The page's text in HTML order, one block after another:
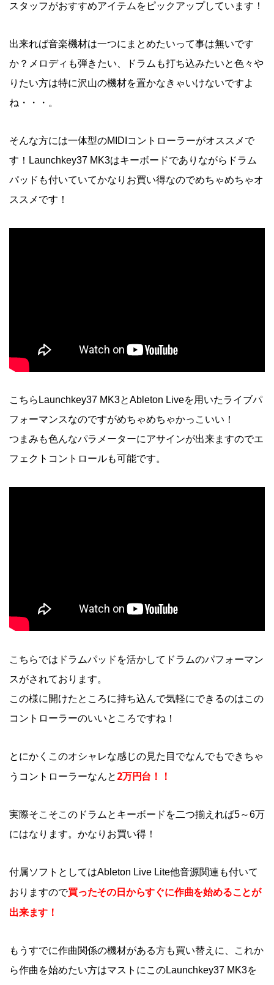
スタッフがおすすめアイテムをピックアップしています！
出来れば音楽機材は一つにまとめたいって事は無いです
か？メロディも弾きたい、ドラムも打ち込みたいと色々や
りたい方は特に沢山の機材を置かなきゃいけないですよ
ね・・・。
そんな方には一体型のMIDIコントローラーがオススメで
す！Launchkey37 MK3はキーボードでありながらドラム
パッドも付いていてかなりお買い得なのでめちゃめちゃオ
ススメです！
こちらLaunchkey37 MK3とAbleton Liveを用いたライブパ
フォーマンスなのですがめちゃめちゃかっこいい！
つまみも色んなパラメーターにアサインが出来ますのでエ
フェクトコントロールも可能です。
こちらではドラムパッドを活かしてドラムのパフォーマン
スがされております。
この様に開けたところに持ち込んで気軽にできるのはこの
コントローラーのいいところですね！
とにかくこのオシャレな感じの見た目でなんでもできちゃ
うコントローラーなんと 2万円台！！
実際そこそこのドラムとキーボードを二つ揃えれば5～6万
にはなります。かなりお買い得！
付属ソフトとしてはAbleton Live Lite他音源関連も付いて
おりますので買ったその日からすぐに作曲を始めることが
出来ます！
もうすでに作曲関係の機材がある方も買い替えに、これか
ら作曲を始めたい方はマストにこのLaunchkey37 MK3を